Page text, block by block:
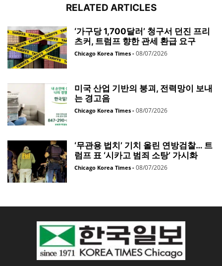
RELATED ARTICLES
‘가구당 1,700달러’ 청구서 던진 프리
츠커, 트럼프 향한 관세 환급 요구
Chicago Korea Times - 08/07/2026
미국 산업 기반의 붕괴, 전력망이 보내
는 경고음
Chicago Korea Times - 08/07/2026
‘무관용 법치’ 기치 올린 연방검찰… 트
럼프 표 ‘시카고 범죄 소탕’ 가시화
Chicago Korea Times - 08/07/2026